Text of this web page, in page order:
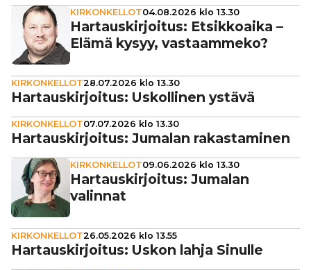
KIRKONKELLOT04.08.2026 klo 13.30
Har­taus­kir­joi­tus: Etsik­ko­aika –
Elämä kysyy, vas­taam­meko?
KIRKONKELLOT28.07.2026 klo 13.30
Har­taus­kir­joi­tus: Uskol­li­nen ystävä
KIRKONKELLOT07.07.2026 klo 13.30
Har­taus­kir­joi­tus: Jumalan rakas­ta­mi­nen
KIRKONKELLOT09.06.2026 klo 13.30
Har­taus­kir­joi­tus: Jumalan
valinnat
KIRKONKELLOT26.05.2026 klo 13.55
Har­taus­kir­joi­tus: Uskon lahja Sinulle